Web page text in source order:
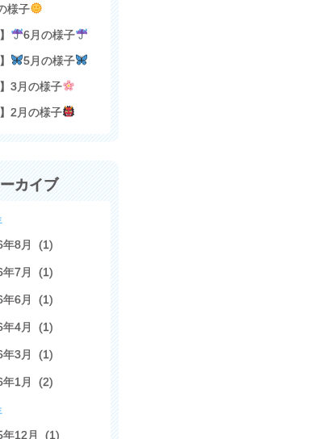
様子
6月の様子
5月の様子
】3月の様子
】2月の様子
カイブ
年8月 (1)
年7月 (1)
年6月 (1)
年4月 (1)
年3月 (1)
年1月 (2)
年12月 (1)